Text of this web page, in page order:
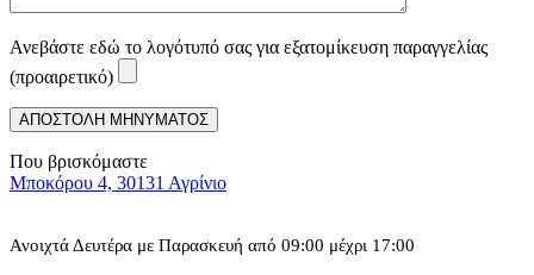
Ανεβάστε εδώ το λογότυπό σας για εξατομίκευση παραγγελίας
(προαιρετικό)
Που βρισκόμαστε
Μποκόρου 4, 30131 Αγρίνιο
Ανοιχτά Δευτέρα με Παρασκευή από 09:00 μέχρι 17:00